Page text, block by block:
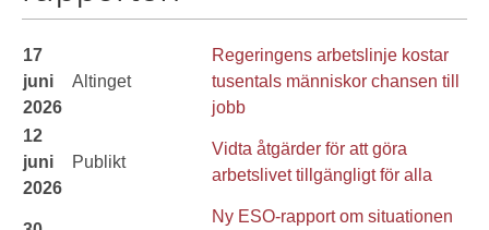
17
juni
2026
Altinget
Regeringens arbetslinje kostar
tusentals människor chansen till
jobb
12
juni
2026
Publikt
Vidta åtgärder för att göra
arbetslivet tillgängligt för alla
Ny ESO-rapport om situationen